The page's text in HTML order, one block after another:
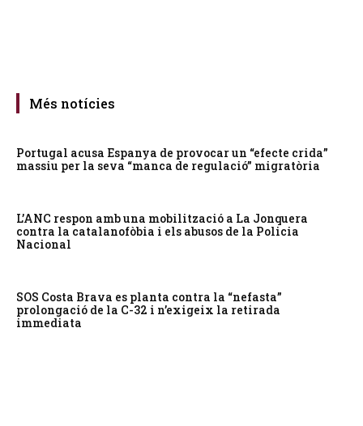
Més notícies
Portugal acusa Espanya de provocar un “efecte crida”
massiu per la seva “manca de regulació” migratòria
L’ANC respon amb una mobilització a La Jonquera
contra la catalanofòbia i els abusos de la Policia
Nacional
SOS Costa Brava es planta contra la “nefasta”
prolongació de la C-32 i n’exigeix la retirada
immediata